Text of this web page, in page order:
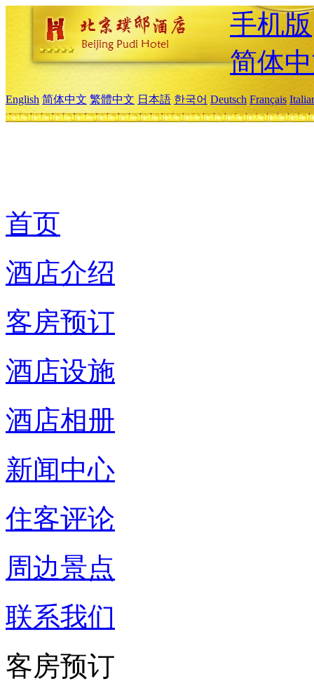
手机版
简体
English 简体中文 繁體中文 日本語 한국어 Deutsch Français
首页
酒店介绍
客房预订
酒店设施
酒店相册
新闻中心
住客评论
周边景点
联系我们
客房预订